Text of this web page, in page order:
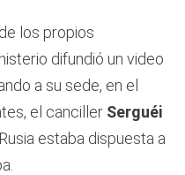
los propios
difundió un video
a su sede, en el
el canciller Serguéi
estaba dispuesta a